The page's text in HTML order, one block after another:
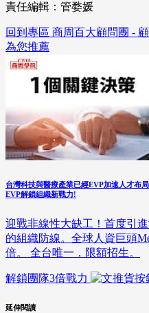
責任編輯：管婺媛
回到專區 商周百大顧問團 -
為您推薦
台灣科技與醫療產業已經EVP加速人才布
EVP解鎖組織新戰力!
迎戰非線性大缺工！首度引
的組織防線。全球人資巨頭
倍。 全台唯一，限額招生。
解鎖團隊3倍戰力
延伸閱讀